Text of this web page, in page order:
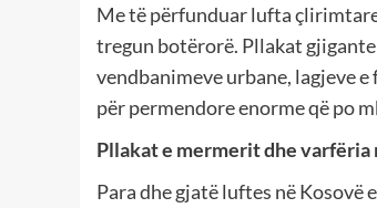
Me të përfunduar lufta
tregun botërorë. Pllakat
vendbanimeve urbane, lagjeve
për permendore enorme që po
Pllakat e mermerit dhe varfëria
Para dhe gjatë luftes në